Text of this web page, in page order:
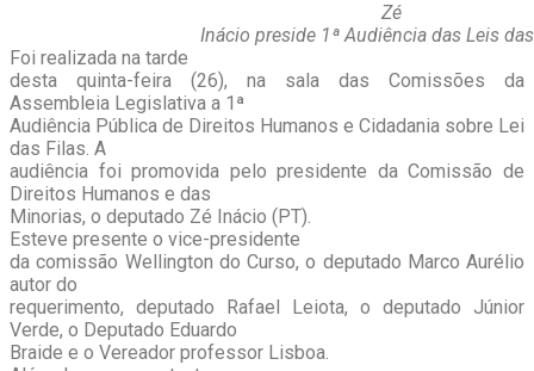
Zé
Inácio preside 1ª Audiência das Leis
Foi realizada na tarde
desta quinta-feira (26), na sala das Comissões da
Assembleia Legislativa a 1ª
Audiência Pública de Direitos Humanos e Cidadania sobre Lei
das Filas. A
audiência foi promovida pelo presidente da Comissão de
Direitos Humanos e das
Minorias, o deputado Zé Inácio (PT).
Esteve presente o vice-presidente
da comissão Wellington do Curso, o deputado Marco Aurélio
autor do
requerimento, deputado Rafael Leiota, o deputado Júnior
Verde, o Deputado Eduardo
Braide e o Vereador professor Lisboa.